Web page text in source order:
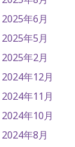
2025年6月
2025年5月
2025年2月
2024年12月
2024年11月
2024年10月
2024年8月